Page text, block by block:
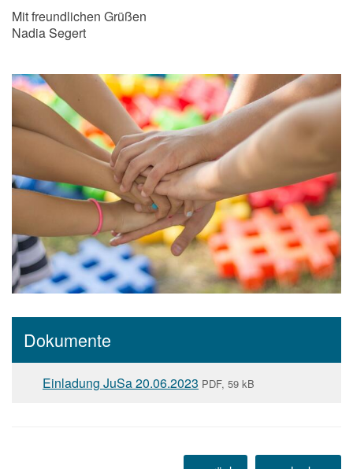
Mit freundlichen Grüßen
Nadia Segert
Dokumente
Einladung JuSa 20.06.2023 PDF, 59 kB